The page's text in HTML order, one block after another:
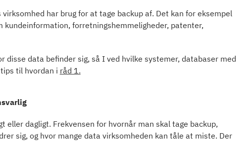
har brug for at tage backup af. Det kan for eksempel
forretningshemmeligheder, patenter,
disse data befinder sig, så I ved hvilke systemer, databaser med
tips til hvordan i råd 1.
eller dagligt. Frekvensen for hvornår man skal tage backup,
sig, og hvor mange data virksomheden kan tåle at miste. Der